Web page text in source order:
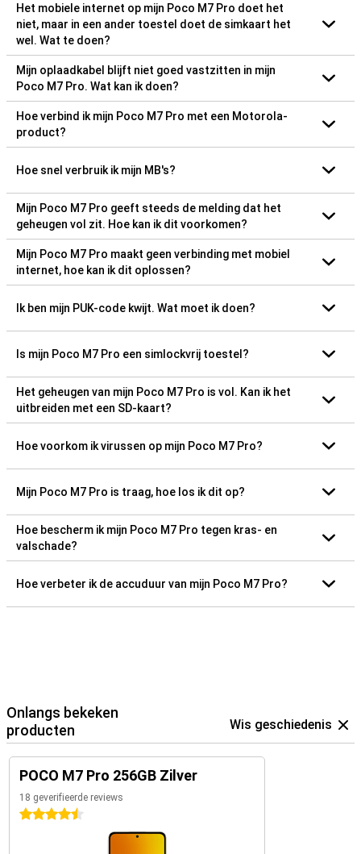
Het mobiele internet op mijn Poco M7 Pro doet het
niet, maar in een ander toestel doet de simkaart het
wel. Wat te doen?
Mijn oplaadkabel blijft niet goed vastzitten in mijn
Poco M7 Pro. Wat kan ik doen?
Hoe verbind ik mijn Poco M7 Pro met een Motorola-
product?
Hoe snel verbruik ik mijn MB's?
Mijn Poco M7 Pro geeft steeds de melding dat het
geheugen vol zit. Hoe kan ik dit voorkomen?
Mijn Poco M7 Pro maakt geen verbinding met mobiel
internet, hoe kan ik dit oplossen?
Ik ben mijn PUK-code kwijt. Wat moet ik doen?
Is mijn Poco M7 Pro een simlockvrij toestel?
Het geheugen van mijn Poco M7 Pro is vol. Kan ik het
uitbreiden met een SD-kaart?
Hoe voorkom ik virussen op mijn Poco M7 Pro?
Mijn Poco M7 Pro is traag, hoe los ik dit op?
Hoe bescherm ik mijn Poco M7 Pro tegen kras- en
valschade?
Hoe verbeter ik de accuduur van mijn Poco M7 Pro?
Onlangs bekeken
producten
Wis geschiedenis
POCO M7 Pro 256GB Zilver
18 geverifieerde reviews
4.5 sterren